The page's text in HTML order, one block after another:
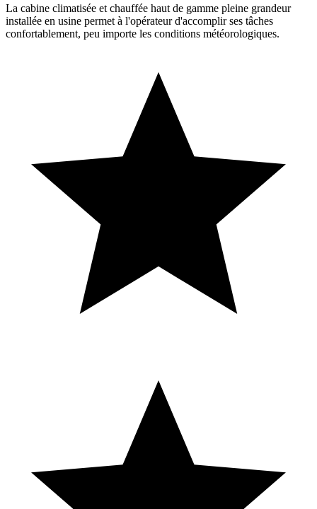
La cabine climatisée et chauffée haut de gamme pleine grandeur
installée en usine permet à l'opérateur d'accomplir ses tâches
confortablement, peu importe les conditions météorologiques.